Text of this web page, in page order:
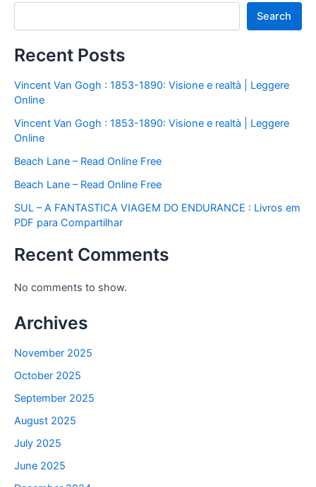
Search
Recent Posts
Vincent Van Gogh : 1853-1890: Visione e realtà | Leggere
Online
Vincent Van Gogh : 1853-1890: Visione e realtà | Leggere
Online
Beach Lane – Read Online Free
Beach Lane – Read Online Free
SUL – A FANTASTICA VIAGEM DO ENDURANCE : Livros em
PDF para Compartilhar
Recent Comments
No comments to show.
Archives
November 2025
October 2025
September 2025
August 2025
July 2025
June 2025